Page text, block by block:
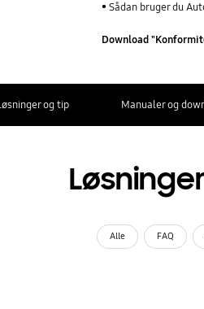
Sådan bruger du
Download
og tip Manualer og
Alle FAQ